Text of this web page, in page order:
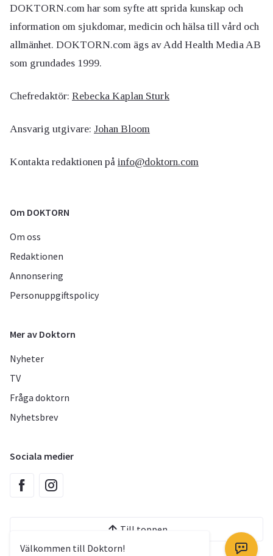
Välkommen till Doktorn!
DOKTORN.com har som syfte att sprida kunskap och
information om sjukdomar, medicin och hälsa till vård och
allmänhet. DOKTORN.com ägs av Add Health Media AB
som grundades 1999.
Chefredaktör: Rebecka Kaplan Sturk
Ansvarig utgivare: Johan Bloom
Kontakta redaktionen på info@doktorn.com
Om DOKTORN
Om oss
Redaktionen
Annonsering
Personuppgiftspolicy
Mer av Doktorn
Nyheter
TV
Fråga doktorn
Nyhetsbrev
Sociala medier
Till toppen